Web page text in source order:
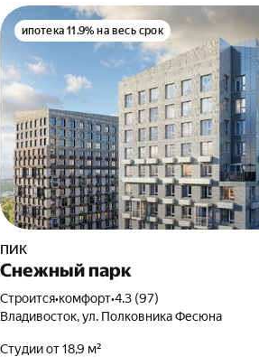
ипотека 11.9% на весь срок
ПИК
Снежный парк
Строится•комфорт•4.3 (97)
Владивосток, ул. Полковника Фесюна
Студии от 18,9 м²